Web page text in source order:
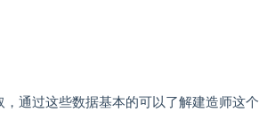
通过这些数据基本的可以了解建造师这个